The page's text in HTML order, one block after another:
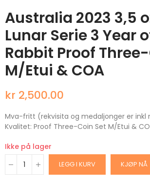
Australia 2023 3,5
Lunar Serie 3 Year
Rabbit Proof
M/Etui & COA
kr 2,500.00
Mva-fritt (rekvisita og medaljonger er inkl
Kvalitet: Proof Three-Coin Set M/Etui &
Ikke på lager
LEGG I KURV KJØP NÅ